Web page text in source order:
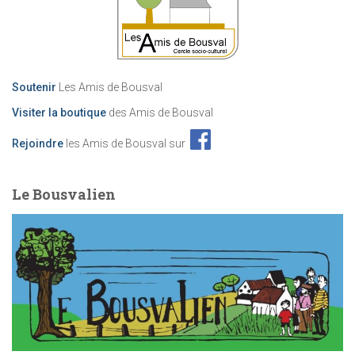
Soutenir Les Amis de Bousval
Visiter la boutique des Amis de Bousval
Rejoindre les Amis de Bousval sur
Le Bousvalien